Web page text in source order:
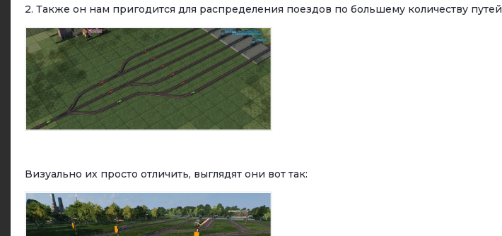
2. Также он нам пригодится для распределения поездов по большему количеству путей
Визуально их просто отличить, выглядят они вот так: